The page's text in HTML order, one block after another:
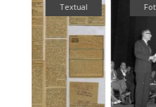
Fotografía